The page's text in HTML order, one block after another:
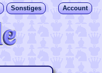
Sonstiges Account